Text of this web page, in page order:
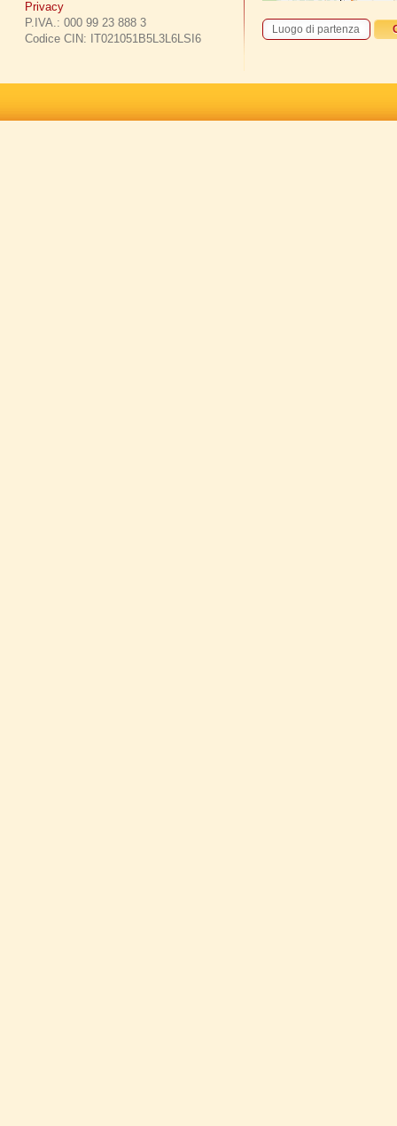
Privacy
P.IVA.: 000 99 23 888 3
Codice CIN: IT021051B5L3L6LSI6